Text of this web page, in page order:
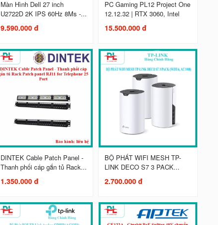
Màn Hình Dell 27 inch
U2722D 2K IPS 60Hz 8Ms -...
9.590.000 đ
PC Gaming PL12 Project One
12.12.32 | RTX 3060, Intel
15.500.000 đ
DINTEK Cable Patch Panel -
Thanh phối cáp gắn tủ Rack...
1.350.000 đ
BỘ PHÁT WIFI MESH TP-
LINK DECO S7 3 PACK...
2.700.000 đ